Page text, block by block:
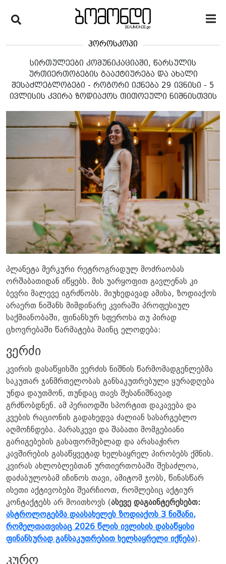
ჰოროსკოპი
სირთულეები კომუნიკაციაში, წარსულის
ურთიერთობების გააქტიურება და ახალი
შესაძლებლობები - როგორი იქნება 29 ივნისი - 5
ივლისის კვირა ზოდიაქოს თითოეული ნიშნისთვის
პლანეტა მერკური რეტროგრადულ მოძრაობას
ორშაბათიდან იწყებს. მის უარყოფით გავლენას კი
ბევრი მალევე იგრძნობს. მიუხედავად ამისა, ზოდიაქოს
არაერთ ნიშანს მიმდინარე კვირაში პროფესიულ
საქმიანობაში, ფინანსურ სფეროსა თუ პირად
ცხოვრებაში წარმატება მაინც ელოდება:
ვერძი
კვირის დასაწყისში ვერძის ნიშნის წარმომადგენლებმა
საკუთარ ჯანმრთელობას განსაკუთრებული ყურადღება
უნდა დაუთმონ, თუნდაც თავს შესანიშნავად
გრძნობდნენ. ამ პერიოდში სპორტით დაკავება და
კვების რაციონის გადახედვა ძალიან სასარგებლო
აღმოჩნდება. პარასკევი და შაბათი მომგებიანი
გარიგებების გასაფორმებლად და არასაჭირო
კავშირების გასაწყვეტად ხელსაყრელ პირობებს ქმნის.
კვირას ახლობლებთან ურთიერთობაში შესაძლოა,
დაძაბულობამ იჩინოს თავი, ამიტომ ჯობს, წინასწარ
ისეთი აქტივობები შეარჩიოთ, რომლებიც აქტიურ
კონტაქტებს არ მოითხოვს (ასევე დაგაინტერესებთ:
ასტროლოგებმა დაასახელეს ზოდიაქოს 3 ნიშანი,
რომელთათვისაც 2026 წლის ივლისის დასაწყისი
ფინანსურად განსაკუთრებით ხელსაყრელი იქნება).
კურო